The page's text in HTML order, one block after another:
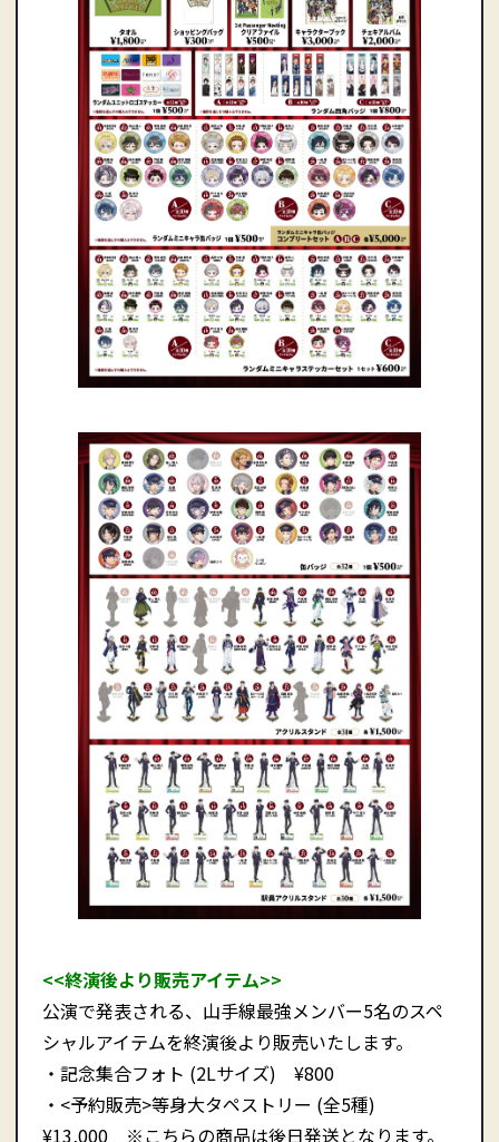
<<終演後より販売アイテム>>
公演で発表される、山手線最強メンバー5名のスペ
シャルアイテムを終演後より販売いたします。
・記念集合フォト (2Lサイズ) ¥800
・<予約販売>等身大タペストリー (全5種)
¥13,000 ※こちらの商品は後日発送となります。